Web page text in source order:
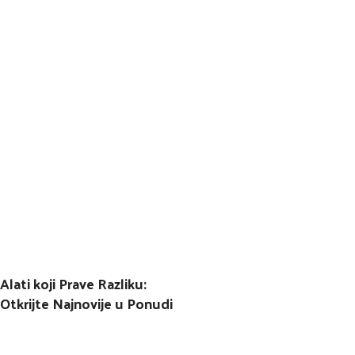
Alati koji Prave Razliku:
Otkrijte Najnovije u Ponudi